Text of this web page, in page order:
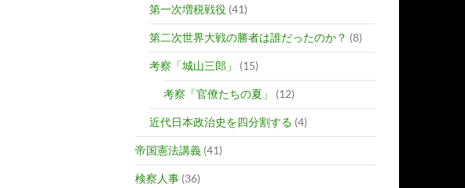
第一次増税戦役 (41)
第二次世界大戦の勝者は誰だったのか？ (8)
考察「城山三郎」 (15)
考察「官僚たちの夏」 (12)
近代日本政治史を四分割する (4)
帝国憲法講義 (41)
検察人事 (36)